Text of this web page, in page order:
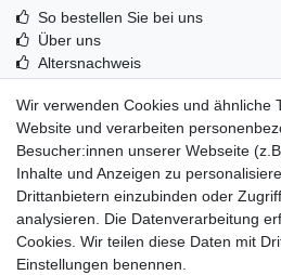
So bestellen Sie bei uns
Über uns
Altersnachweis
Echtheit von Kundenbewertungen
Messer Info Forum
Messer schärfen
Messerhersteller
Stahltabelle
Stahlarten
Rockwell Härte
Wir verwenden Cookies und ähnliche
Website und verarbeiten
Besucher:innen unserer Webseite
Inhalte und Anzeigen zu
Drittanbietern einzubinden oder
analysieren. Die Datenverarbeitung
Cookies. Wir teilen diese Daten mit
Einstellungen benennen.